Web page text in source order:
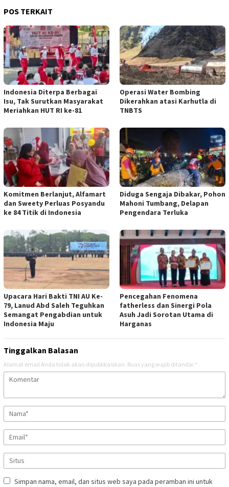
POS TERKAIT
Indonesia Diterpa Berbagai
Isu, Tak Surutkan Masyarakat
Meriahkan HUT RI ke-81
Operasi Water Bombing
Dikerahkan atasi Karhutla di
TNBTS
Komitmen Berlanjut, Alfamart
dan Sweety Perluas Posyandu
ke 84 Titik di Indonesia
Diduga Sengaja Dibakar, Pohon
Mahoni Tumbang, Delapan
Pengendara Terluka
Upacara Hari Bakti TNI AU Ke-
79, Lanud Abd Saleh Teguhkan
Semangat Pengabdian untuk
Indonesia Maju
Pencegahan Fenomena
fatherless dan Sinergi Pola
Asuh Jadi Sorotan Utama di
Harganas
Tinggalkan Balasan
Alamat email Anda tidak akan dipublikasikan. Ruas yang wajib ditandai *
Simpan nama, email, dan situs web saya pada peramban ini untuk